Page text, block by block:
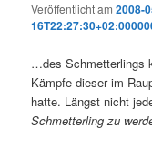
Veröffentlicht am2008-
…des Schmetterlings
Kämpfe dieser im
hatte. Längst nicht
Schmetterling zu